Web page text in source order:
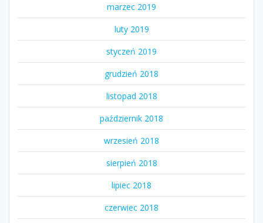
marzec 2019
luty 2019
styczeń 2019
grudzień 2018
listopad 2018
październik 2018
wrzesień 2018
sierpień 2018
lipiec 2018
czerwiec 2018